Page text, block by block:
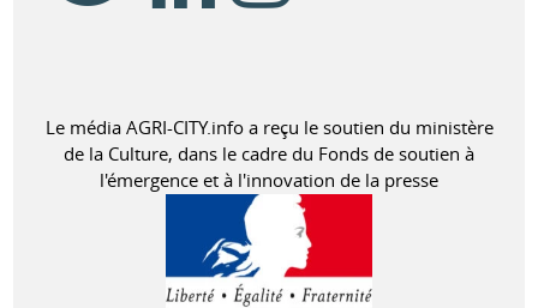
Le média AGRI-CITY.info a reçu le soutien du ministère
de la Culture, dans le cadre du Fonds de soutien à
l'émergence et à l'innovation de la presse